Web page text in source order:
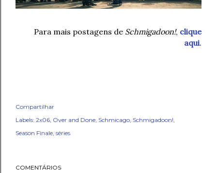
Para mais postagens de Schmigadoon!, clique
aqui.
Compartilhar
Labels: 2x06 Over and Done Schmicago Schmigadoon!
Season Finale séries
COMENTÁRIOS